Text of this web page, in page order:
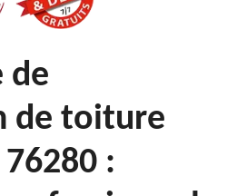
de
de toiture
: